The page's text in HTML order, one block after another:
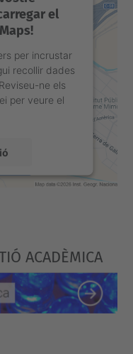
el
per incrustar
recollir dades
ne els
per veure el
ACADÈMICA